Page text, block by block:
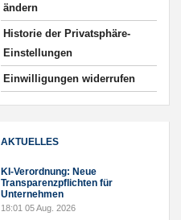
ändern
Historie der Privatsphäre-
Einstellungen
Einwilligungen widerrufen
AKTUELLES
KI-Verordnung: Neue
Transparenzpflichten für
Unternehmen
18:01 05 Aug. 2026